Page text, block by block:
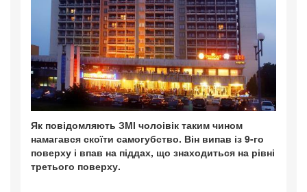
Як повідомляють ЗМІ чолоівік таким чином
намагався скоїти самогубство. Він випав із 9-го
поверху і впав на піддах, що знаходиться на рівні
третього поверху.